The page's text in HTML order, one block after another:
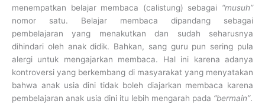
menempatkan belajar membaca (calistung) sebagai “musuh”
nomor satu. Belajar membaca dipandang sebagai
pembelajaran yang menakutkan dan sudah seharusnya
dihindari oleh anak didik. Bahkan, sang guru pun sering pula
alergi untuk mengajarkan membaca. Hal ini karena adanya
kontroversi yang berkembang di masyarakat yang menyatakan
bahwa anak usia dini tidak boleh diajarkan membaca karena
pembelajaran anak usia dini itu lebih mengarah pada “bermain”.